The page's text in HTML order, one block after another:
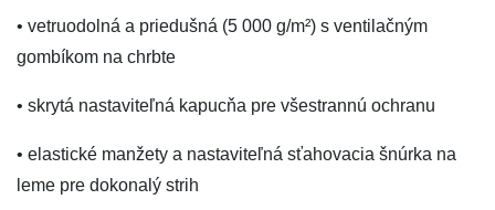
• vetruodolná a priedušná (5 000 g/m²) s ventilačným
gombíkom na chrbte
• skrytá nastaviteľná kapucňa pre všestrannú ochranu
• elastické manžety a nastaviteľná sťahovacia šnúrka na
leme pre dokonalý strih